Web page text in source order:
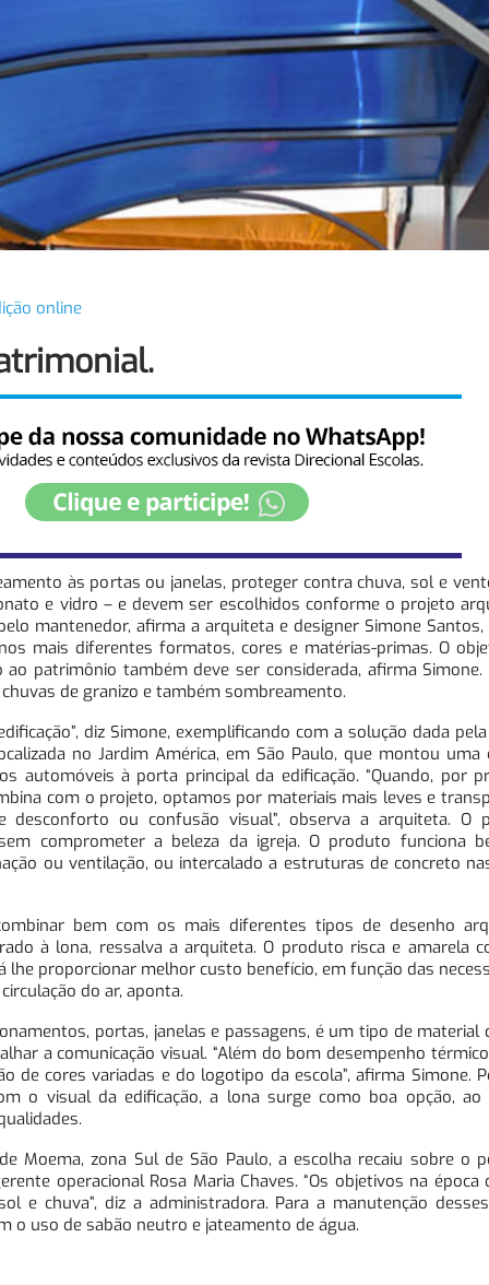
online
às portas ou janelas, proteger contra chuva, sol e
e vidro – e devem ser escolhidos conforme o projeto
mantenedor, afirma a arquiteta e designer Simone
mais diferentes formatos, cores e matérias-primas. O
patrimônio também deve ser considerada, afirma Simone.
de granizo e também sombreamento.
diz Simone, exemplificando com a solução dada
no Jardim América, em São Paulo, que montou uma
à porta principal da edificação. “Quando, por
com o projeto, optamos por materiais mais leves e
ou confusão visual”, observa a arquiteta. O
comprometer a beleza da igreja. O produto funciona
ou ventilação, ou intercalado a estruturas de concreto
bem com os mais diferentes tipos de desenho
à lona, ressalva a arquiteta. O produto risca e amarela
proporcionar melhor custo benefício, em função das
do ar, aponta.
portas, janelas e passagens, é um tipo de material
a comunicação visual. “Além do bom desempenho
de cores variadas e do logotipo da escola”, afirma Simone.
o visual da edificação, a lona surge como boa opção, ao
Moema, zona Sul de São Paulo, a escolha recaiu sobre o
operacional Rosa Maria Chaves. “Os objetivos na época
e chuva”, diz a administradora. Para a manutenção
o uso de sabão neutro e jateamento de água.